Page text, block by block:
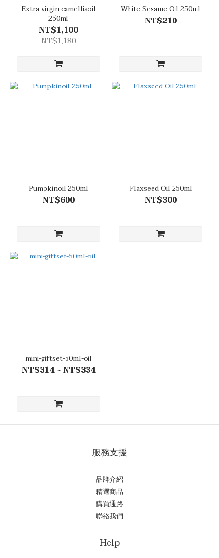
Extra virgin camelliaoil
250ml
NT$1,100
NT$1,180
White Sesame Oil 250ml
NT$210
Pumpkinoil 250ml
NT$600
Flaxseed Oil 250ml
NT$300
mini-giftset-50ml-oil
NT$314 ~ NT$334
服務支援
品牌介紹
精選商品
購買通路
聯絡我們
Help